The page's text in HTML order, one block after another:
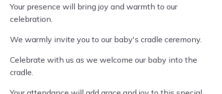
Your presence will bring joy and warmth to our
celebration.
We warmly invite you to our baby's cradle ceremony.
Celebrate with us as we welcome our baby into the
cradle.